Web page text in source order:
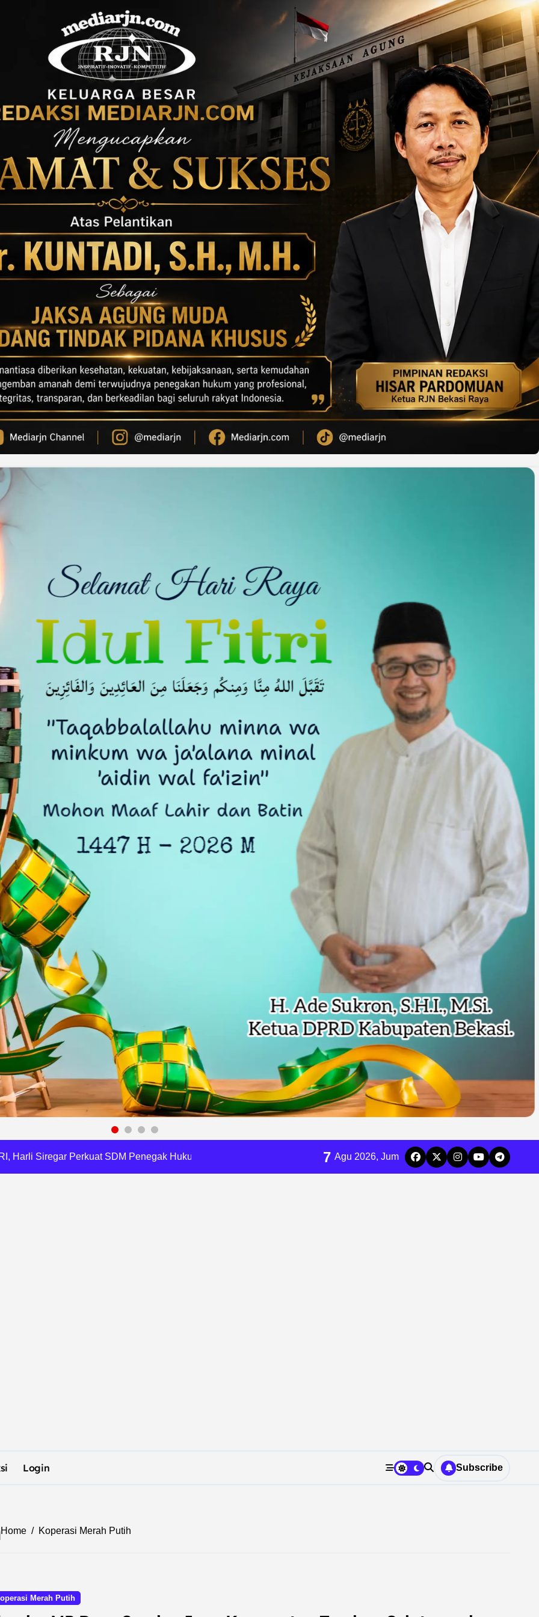
Bobihoe Dorong Inovasi Jadi Solusi Nyata
Tata Kelola Minyak ke Penuntut Umum
Undangan HUT RI dari Presiden Prabowo
Pilkades Jejalen Jaya, Serukan Pemilu Damai
Tirta Patriot Minta Maaf atas Penurunan Kualitas Air
Pemkot Bekasi Targetkan Skor MCSP KPK Naik
Harli Siregar Perkuat SDM Penegak Hukum
Korupsi dan Bijak Bermedia Sosial 7 Agu 2026, Jum
Login Subscribe
Home Koperasi Merah Putih
Merah Putih